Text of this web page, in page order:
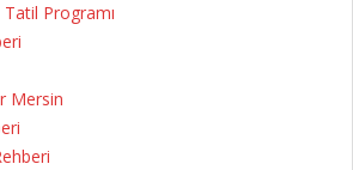
Programı
Mersin